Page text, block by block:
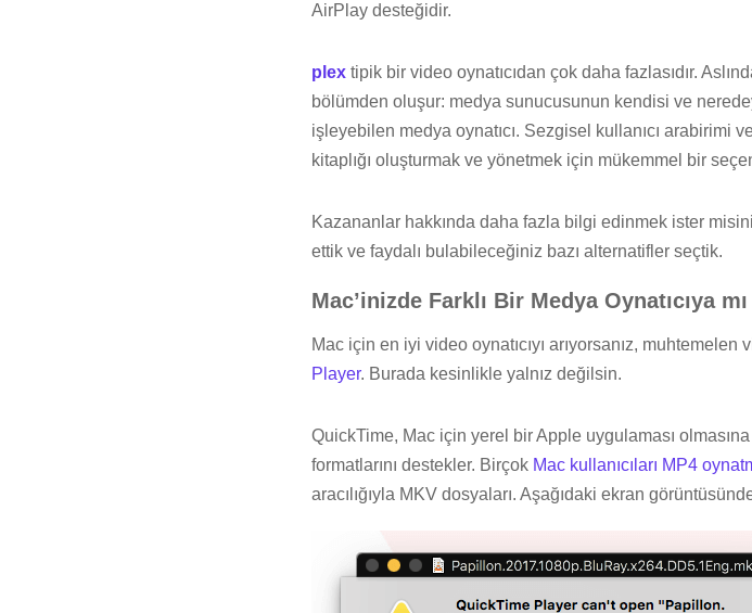
AirPlay desteğidir.
plex tipik bir video oynatıcıdan çok daha fazlasıdır.
bölümden oluşur: medya sunucusunun kendisi ve
işleyebilen medya oynatıcı. Sezgisel kullanıcı arabirimi
kitaplığı oluşturmak ve yönetmek için mükemmel bir
Kazananlar hakkında daha fazla bilgi edinmek ister
ettik ve faydalı bulabileceğiniz bazı alternatifler seçtik.
Mac’inizde Farklı Bir Medya Oynatıcıya
Mac için en iyi video oynatıcıyı arıyorsanız, muhtemelen
Player. Burada kesinlikle yalnız değilsin.
QuickTime, Mac için yerel bir Apple uygulaması olmasına
formatlarını destekler. Birçok Mac kullanıcıları MP4
aracılığıyla MKV dosyaları. Aşağıdaki ekran